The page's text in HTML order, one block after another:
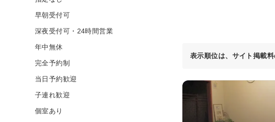
表示順位は、サイト掲載
早朝受付可
深夜受付可・24時間営業
年中無休
完全予約制
当日予約歓迎
子連れ歓迎
個室あり